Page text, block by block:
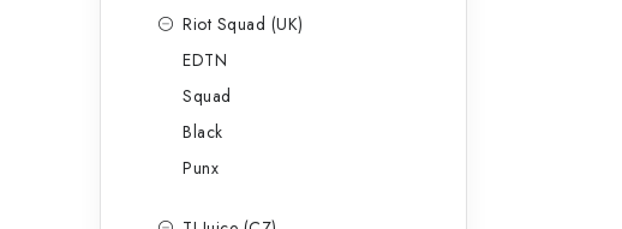
Riot Squad (UK)
EDTN
Squad
Black
Punx